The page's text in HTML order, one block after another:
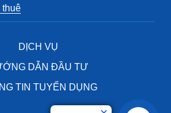
thuê
DỊCH VỤ
DẪN ĐẦU TƯ
TIN TUYỂN DỤNG